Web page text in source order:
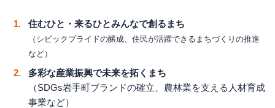
住むひと・来るひとみんなで創るまち
（シビックプライドの醸成、住民が活躍できるまちづくりの推進
など）
多彩な産業振興で未来を拓くまち
（SDGs岩手町ブランドの確立、農林業を支える人材育成
事業など）